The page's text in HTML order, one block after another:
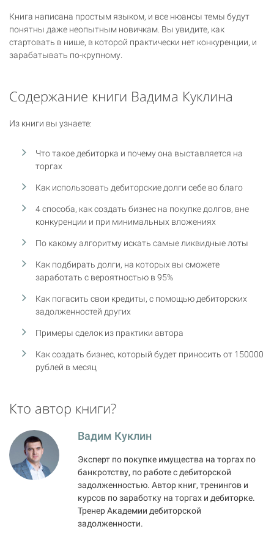
Книга написана простым языком, и все нюансы темы будут
понятны даже неопытным новичкам. Вы увидите, как
стартовать в нише, в которой практически нет конкуренции, и
зарабатывать по-крупному.
Содержание книги Вадима Куклина
Из книги вы узнаете:
Что такое дебиторка и почему она выставляется на
торгах
Как использовать дебиторские долги себе во благо
4 способа, как создать бизнес на покупке долгов, вне
конкуренции и при минимальных вложениях
По какому алгоритму искать самые ликвидные лоты
Как подбирать долги, на которых вы сможете
заработать с вероятностью в 95%
Как погасить свои кредиты, с помощью дебиторских
задолженностей других
Примеры сделок из практики автора
Как создать бизнес, который будет приносить от 150000
рублей в месяц
Кто автор книги?
Вадим Куклин
Эксперт по покупке имущества на торгах по
банкротству, по работе с дебиторской
задолженностью. Автор книг, тренингов и
курсов по заработку на торгах и дебиторке.
Тренер Академии дебиторской
задолженности.